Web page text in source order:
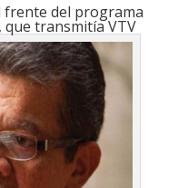
frente del programa
que transmitía VTV